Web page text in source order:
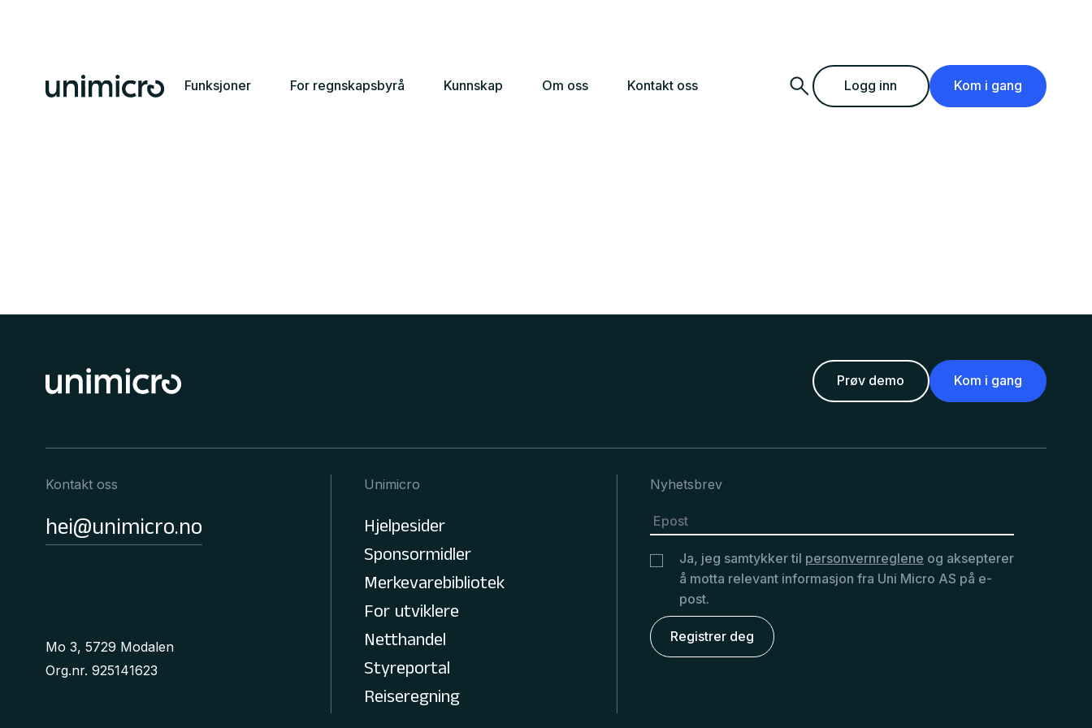
Funksjoner For regnskapsbyrå Kunnskap Om oss Kontakt oss Logg inn Kom i gang
Prøv demo Kom i gang
Kontakt oss
hei@unimicro.no
Mo 3, 5729 Modalen
Org.nr. 925141623
Unimicro
Hjelpesider
Sponsormidler
Merkevarebibliotek
For utviklere
Netthandel
Styreportal
Reiseregning
Nyhetsbrev
Ja, jeg samtykker til personvernreglene og aksepterer
å motta relevant informasjon fra Uni Micro AS på e-
post.